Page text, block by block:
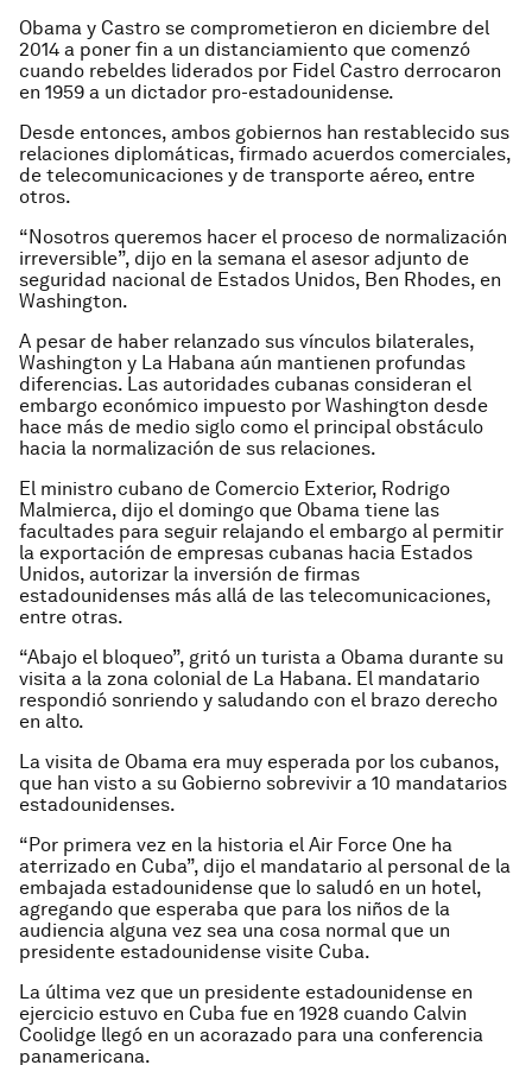
Obama y Castro se comprometieron en diciembre del
2014 a poner fin a un distanciamiento que comenzó
cuando rebeldes liderados por Fidel Castro derrocaron
en 1959 a un dictador pro-estadounidense.
Desde entonces, ambos gobiernos han restablecido sus
relaciones diplomáticas, firmado acuerdos comerciales,
de telecomunicaciones y de transporte aéreo, entre
otros.
“Nosotros queremos hacer el proceso de normalización
irreversible”, dijo en la semana el asesor adjunto de
seguridad nacional de Estados Unidos, Ben Rhodes, en
Washington.
A pesar de haber relanzado sus vínculos bilaterales,
Washington y La Habana aún mantienen profundas
diferencias. Las autoridades cubanas consideran el
embargo económico impuesto por Washington desde
hace más de medio siglo como el principal obstáculo
hacia la normalización de sus relaciones.
El ministro cubano de Comercio Exterior, Rodrigo
Malmierca, dijo el domingo que Obama tiene las
facultades para seguir relajando el embargo al permitir
la exportación de empresas cubanas hacia Estados
Unidos, autorizar la inversión de firmas
estadounidenses más allá de las telecomunicaciones,
entre otras.
“Abajo el bloqueo”, gritó un turista a Obama durante su
visita a la zona colonial de La Habana. El mandatario
respondió sonriendo y saludando con el brazo derecho
en alto.
La visita de Obama era muy esperada por los cubanos,
que han visto a su Gobierno sobrevivir a 10 mandatarios
estadounidenses.
“Por primera vez en la historia el Air Force One ha
aterrizado en Cuba”, dijo el mandatario al personal de la
embajada estadounidense que lo saludó en un hotel,
agregando que esperaba que para los niños de la
audiencia alguna vez sea una cosa normal que un
presidente estadounidense visite Cuba.
La última vez que un presidente estadounidense en
ejercicio estuvo en Cuba fue en 1928 cuando Calvin
Coolidge llegó en un acorazado para una conferencia
panamericana.